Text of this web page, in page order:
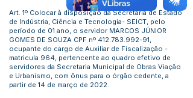
Art. 1º Colocar à disposição da Secretaria de Estado
de Indústria, Ciência e Tecnologia- SEICT, pelo
período de 01 ano, o servidor MARCOS JÚNIOR
GOMES DE SOUZA CPF nº 412.783.992-91,
ocupante do cargo de Auxiliar de Fiscalização -
matricula 964, pertencente ao quadro efetivo de
servidores da Secretaria Municipal de Obras Viação
e Urbanismo, com ônus para o órgão cedente, a
partir de 14 de março de 2022.